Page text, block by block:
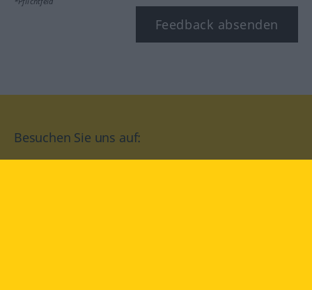
Feedback absenden
Besuchen Sie uns auf: